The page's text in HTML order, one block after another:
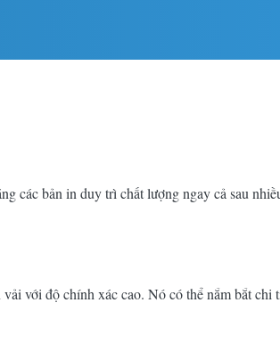
các bản in duy trì chất lượng ngay cả sau
với độ chính xác cao. Nó có thể nắm bắt chi